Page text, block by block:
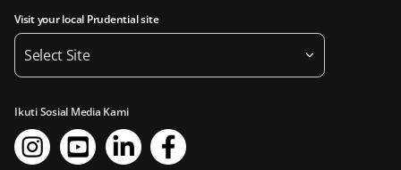
Visit your local Prudential site
Select Site
Ikuti Sosial Media Kami